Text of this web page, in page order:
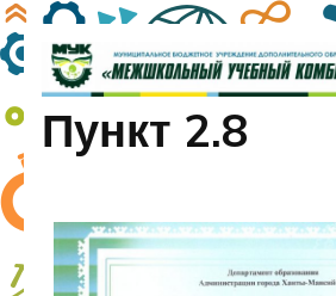
МБУДО
комбинат»
Пункт 2.8